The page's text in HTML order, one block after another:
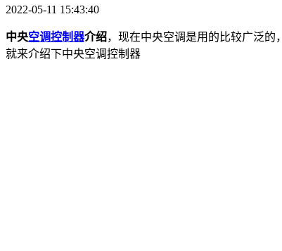
2022-05-11 15:43:40
中央空调控制器介绍，现在中央空调是用的比较广泛的
就来介绍下中央空调控制器